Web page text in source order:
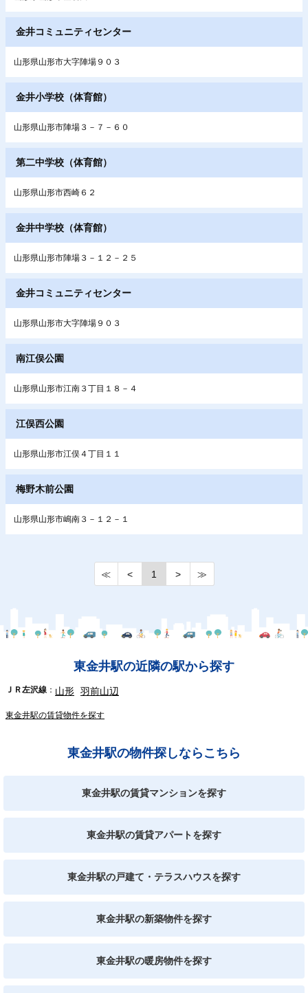
金井コミュニティセンター
山形県山形市大字陣場９０３
金井小学校（体育館）
山形県山形市陣場３－７－６０
第二中学校（体育館）
山形県山形市西崎６２
金井中学校（体育館）
山形県山形市陣場３－１２－２５
金井コミュニティセンター
山形県山形市大字陣場９０３
南江俣公園
山形県山形市江南３丁目１８－４
江俣西公園
山形県山形市江俣４丁目１１
梅野木前公園
山形県山形市嶋南３－１２－１
≪ < 1 > ≫
東金井駅の近隣の駅から探す
ＪＲ左沢線 山形 羽前山辺
東金井駅の賃貸物件を探す
東金井駅の物件探しならこちら
東金井駅の賃貸マンションを探す
東金井駅の賃貸アパートを探す
東金井駅の戸建て・テラスハウスを探す
東金井駅の新築物件を探す
東金井駅の暖房物件を探す